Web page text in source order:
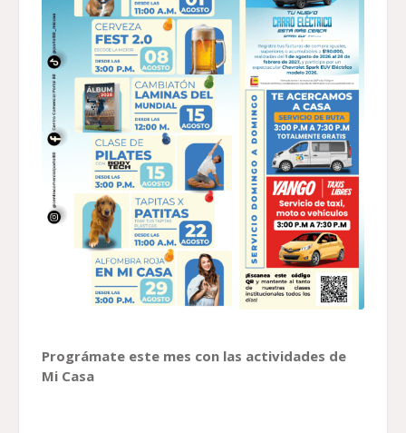
Prográmate este mes con las actividades de
Mi Casa